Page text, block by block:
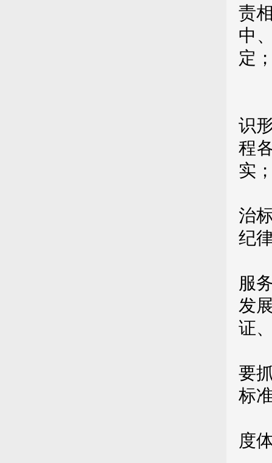
责
中
定
识
程
实
治
纪
服
发
证
要
标
度